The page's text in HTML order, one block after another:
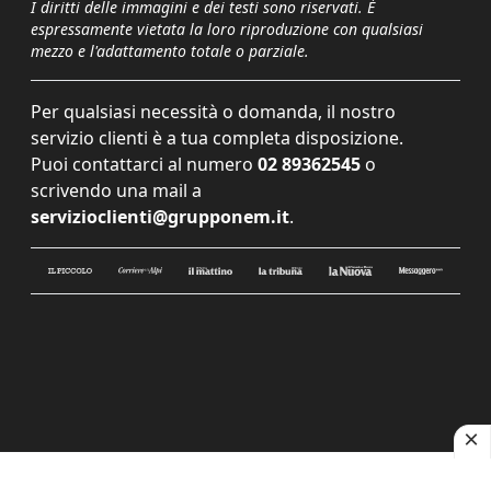
I diritti delle immagini e dei testi sono riservati. È
espressamente vietata la loro riproduzione con qualsiasi
mezzo e l'adattamento totale o parziale.
Per qualsiasi necessità o domanda, il nostro
servizio clienti è a tua completa disposizione.
Puoi contattarci al numero 02 89362545 o
scrivendo una mail a
servizioclienti@grupponem.it.